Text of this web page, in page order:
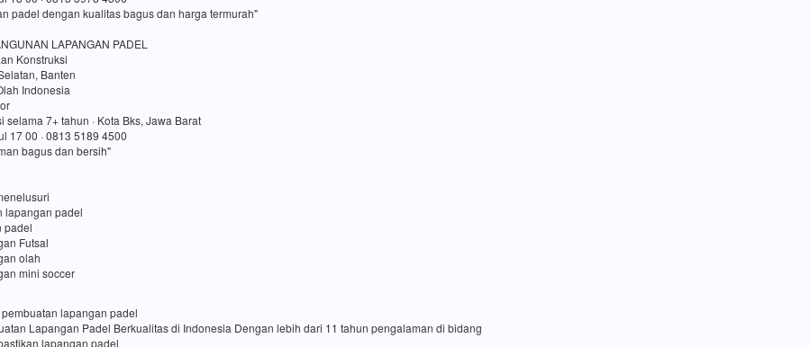
padel dengan kualitas bagus dan harga termurah"
LAPANGAN PADEL
Konstruksi
Banten
Indonesia
selama 7+ tahun · Kota Bks, Jawa Barat
17 00 · 0813 5189 4500
bagus dan bersih"
lapangan padel
padel
Futsal
olah
mini soccer
pembuatan lapangan padel
Lapangan Padel Berkualitas di Indonesia Dengan lebih dari 11 tahun pengalaman di bidang
lapangan padel